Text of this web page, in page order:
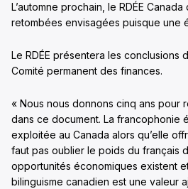
L’automne prochain, le RDÉE
retombées envisagées puisque une
Le RDÉE présentera les conclusions
Comité permanent des finances.
« Nous nous donnons cinq ans pour
dans ce document. La francophonie
exploitée au Canada alors qu’elle
faut pas oublier le poids du français
opportunités économiques existent
bilinguisme canadien est une valeur